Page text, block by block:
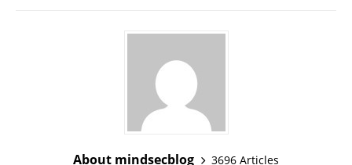
About mindsecblog 3696 Articles